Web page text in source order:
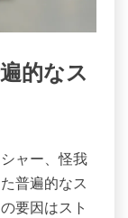
的なス
ャー、怪我
普遍的なス
要因はスト